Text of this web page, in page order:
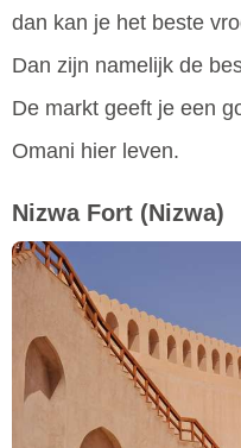
dan kan je het beste
Dan zijn namelijk de
De markt geeft je een
Omani hier leven.
Nizwa Fort (Nizwa)